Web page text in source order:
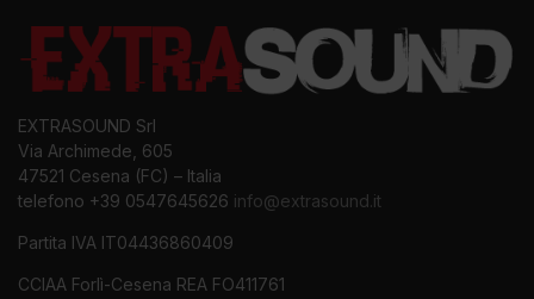
EXTRASOUND Srl
Via Archimede, 605
47521 Cesena (FC) – Italia
telefono +39 0547645626 info@extrasound.it
Partita IVA IT04436860409
CCIAA Forlì-Cesena REA FO411761